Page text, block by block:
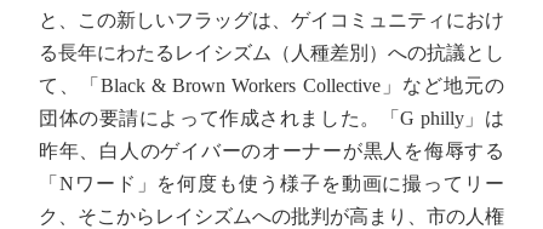
と、この新しいフラッグは、ゲイコミュニティにおけ
る長年にわたるレイシズム（人種差別）への抗議とし
て、「Black & Brown Workers Collective」など地元の
団体の要請によって作成されました。「G philly」は
昨年、白人のゲイバーのオーナーが黒人を侮辱する
「Nワード」を何度も使う様子を動画に撮ってリー
ク、そこからレイシズムへの批判が高まり、市の人権